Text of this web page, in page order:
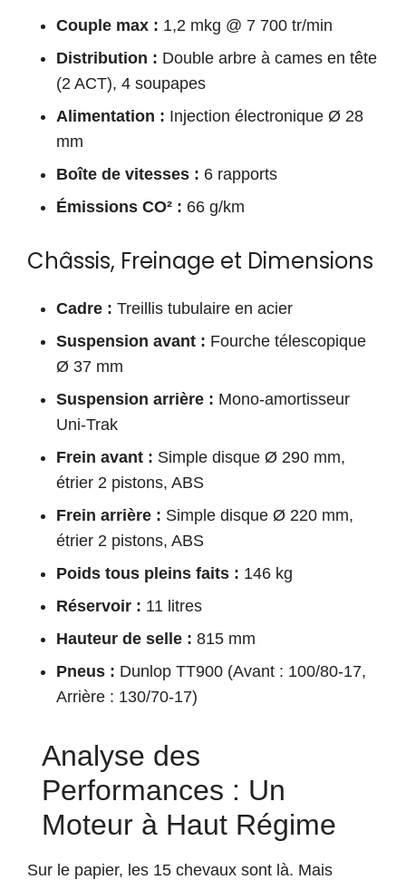
Couple max : 1,2 mkg @ 7 700 tr/min
Distribution : Double arbre à cames en tête
(2 ACT), 4 soupapes
Alimentation : Injection électronique Ø 28
mm
Boîte de vitesses : 6 rapports
Émissions CO² : 66 g/km
Châssis, Freinage et Dimensions
Cadre : Treillis tubulaire en acier
Suspension avant : Fourche télescopique
Ø 37 mm
Suspension arrière : Mono-amortisseur
Uni-Trak
Frein avant : Simple disque Ø 290 mm,
étrier 2 pistons, ABS
Frein arrière : Simple disque Ø 220 mm,
étrier 2 pistons, ABS
Poids tous pleins faits : 146 kg
Réservoir : 11 litres
Hauteur de selle : 815 mm
Pneus : Dunlop TT900 (Avant : 100/80-17,
Arrière : 130/70-17)
Analyse des
Performances : Un
Moteur à Haut Régime
Sur le papier, les 15 chevaux sont là. Mais